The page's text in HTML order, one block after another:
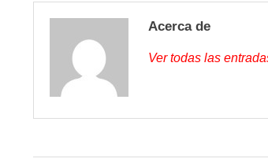
Acerca de
Ver todas las